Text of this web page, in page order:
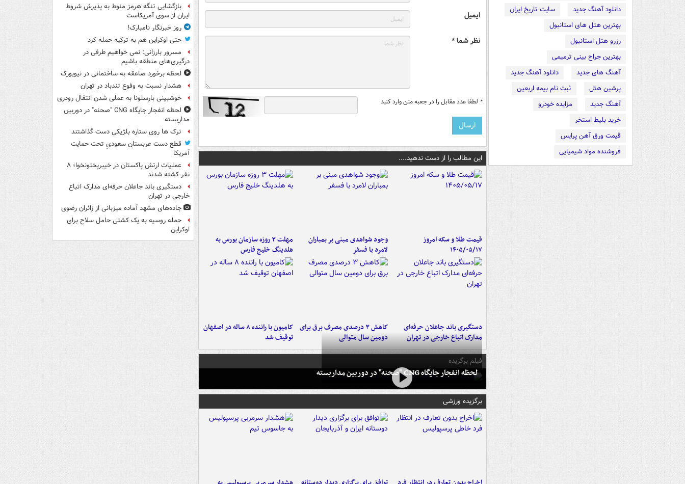
دانلود آهنگ جدید
سایت تاریخ ایران
بهترین هتل های استانبول
رزرو هتل استانبول
بهترین جراح بینی ترمیمی
آهنگ های جدید
دانلود آهنگ جدید
پرشین هتل
ثبت نام بیمه اربعین
آهنگ جدید
مزایده خودرو
خرید بلیط استخر
قیمت ورق آهن پرایس
فروشنده مواد شیمیایی
ایمیل
نظر شما *
* لطفا عدد مقابل را در جعبه متن وارد کنید
این مطالب را از دست ندهید....
قیمت طلا و سکه امروز
۱۴۰۵/۰۵/۱۷
وجود شواهدی مبنی بر بمباران
لامرد با فسفر
مهلت ۳ روزه سازمان بورس به
هلدینگ خلیج فارس
دستگیری باند جاعلان حرفه‌ای
مدارک اتباع خارجی در تهران
کاهش ۳ درصدی مصرف برق برای
دومین سال متوالی
کامیون با راننده ۸ ساله در اصفهان
توقیف شد
فیلم برگزیده
لحظه انفجار جایگاه CNG "صحنه" در دوربین مداربسته
برگزیده ورزشی
بازگشایی تنگه هرمز منوط به پذیرش شروط
ایران از سوی آمریکاست
روز خبرنگار نامبارک!
حتی اوکراین هم به ترکیه حمله کرد
مسرور بارزانی: نمی خواهیم طرفی در
درگیری‌های منطقه باشیم
لحظه برخورد صاعقه به ساختمانی در نیویورک
هشدار نسبت به وفوع تندباد در تهران
خوشبینی بارسلونا به عملی شدن انتقال رودری
لحظه انفجار جایگاه CNG "صحنه" در دوربین
مداربسته
ترک ها روی ستاره بلژیکی دست گذاشتند
قطع دست عربستان سعودیِ تحت حمایت
آمریکا
عملیات ارتش پاکستان در خیبرپختونخوا؛ ۸
نفر کشته شدند
دستگیری باند جاعلان حرفه‌ای مدارک اتباع
خارجی در تهران
جاده‌های مشهد آماده میزبانی از زائران رضوی
حمله روسیه به یک کشتی حامل سلاح برای
اوکراین